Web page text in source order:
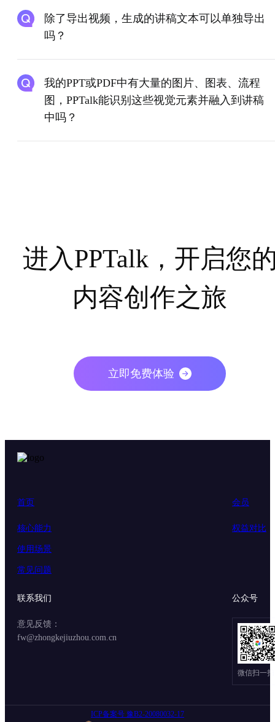
除了导出视频，生成的讲稿文本可以单独导出
吗？
我的PPT或PDF中有大量的图片、图表、流程
图，PPTalk能识别这些视觉元素并融入到讲稿
中吗？
进入PPTalk ，开启您
内容创作之旅
立即免费体验
首页
核心能力
使用场景
常见问题
会员
权益对比
联系我们
意见反馈：
fw@zhongkejiuzhou.com.cn
公众号
微信扫一扫
ICP备案号 豫B2-20080032-17